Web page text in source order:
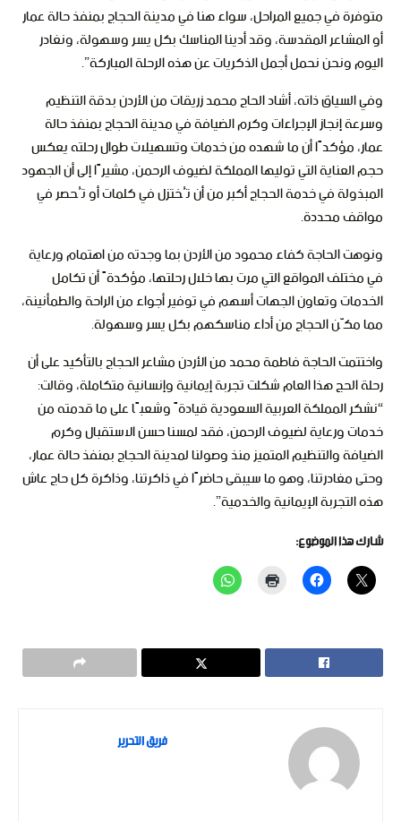
متوفرة في جميع المراحل، سواء هنا في مدينة الحجاج بمنفذ حالة عمار
أو المشاعر المقدسة، وقد أدينا المناسك بكل يسر وسهولة، ونغادر
اليوم ونحن نحمل أجمل الذكريات عن هذه الرحلة المباركة”.
وفي السياق ذاته، أشاد الحاج محمد زريقات من الأردن بدقة التنظيم
وسرعة إنجاز الإجراءات وكرم الضيافة في مدينة الحجاج بمنفذ حالة
عمار، مؤكدًا أن ما شهده من خدمات وتسهيلات طوال رحلته يعكس
حجم العناية التي توليها المملكة لضيوف الرحمن، مشيرًا إلى أن الجهود
المبذولة في خدمة الحجاج أكبر من أن تُختزل في كلمات أو تُحصر في
مواقف محددة.
ونوهت الحاجة كفاء محمود من الأردن بما وجدته من اهتمام ورعاية
في مختلف المواقع التي مرت بها خلال رحلتها، مؤكدةً أن تكامل
الخدمات وتعاون الجهات أسهم في توفير أجواء من الراحة والطمأنينة،
مما مكّن الحجاج من أداء مناسكهم بكل يسر وسهولة.
واختتمت الحاجة فاطمة محمد من الأردن مشاعر الحجاج بالتأكيد على أن
رحلة الحج هذا العام شكلت تجربة إيمانية وإنسانية متكاملة، وقالت:
“نشكر المملكة العربية السعودية قيادةً وشعبًا على ما قدمته من
خدمات ورعاية لضيوف الرحمن، فقد لمسنا حسن الاستقبال وكرم
الضيافة والتنظيم المتميز منذ وصولنا لمدينة الحجاج بمنفذ حالة عمار،
وحتى مغادرتنا، وهو ما سيبقى حاضرًا في ذاكرتنا، وذاكرة كل حاج عاش
هذه التجربة الإيمانية والخدمية”.
شارك هذا الموضوع:
فريق التحرير